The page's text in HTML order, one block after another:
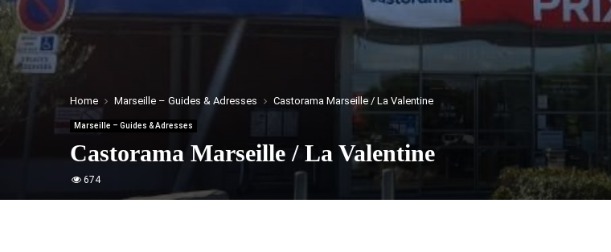
Home Marseille – Guides & Adresses Castorama Marseille / La Valentine
Marseille – Guides & Adresses
Castorama Marseille / La Valentine
674